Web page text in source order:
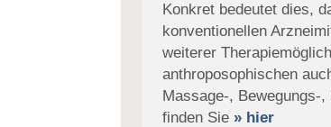
Konkret bedeutet dies,
konventionellen
weiterer
anthroposophischen
Massage-, Bewegungs-
finden Sie » hier